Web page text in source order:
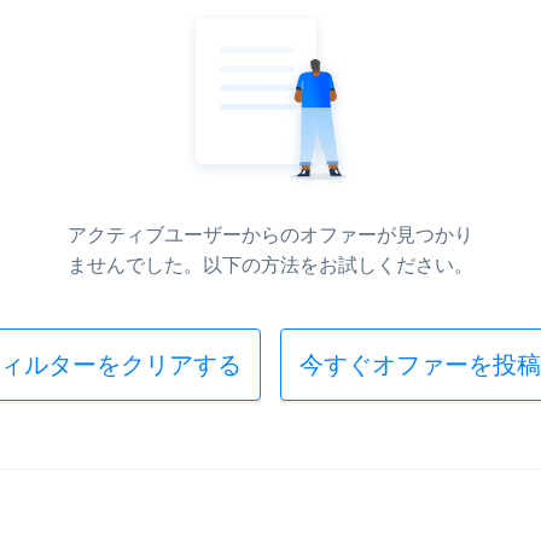
アクティブユーザーからのオファーが見つかり
ませんでした。以下の方法をお試しください。
ルターをクリアする 今すぐオファーを投